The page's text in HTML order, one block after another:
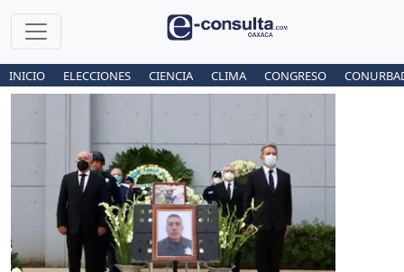
INICIO ELECCIONES CIENCIA CLIMA CONGRESO